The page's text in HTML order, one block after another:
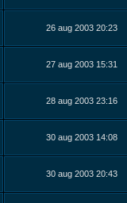
26 aug 2003 20:23
27 aug 2003 15:31
28 aug 2003 23:16
30 aug 2003 14:08
30 aug 2003 20:43